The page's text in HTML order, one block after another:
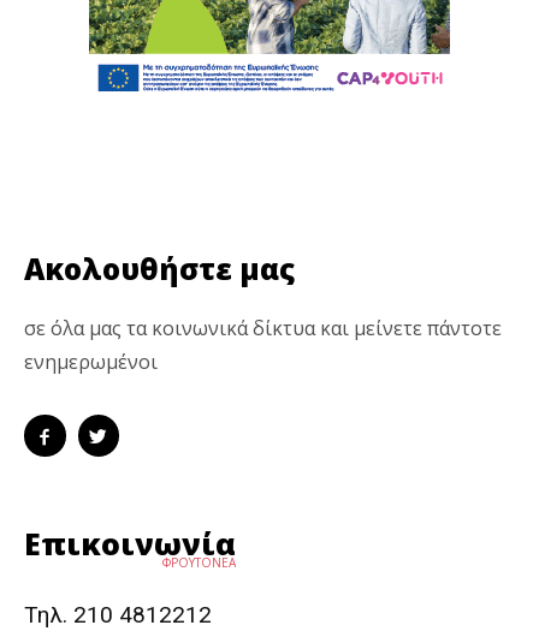
Ακολουθήστε μας
σε όλα μας τα κοινωνικά δίκτυα και μείνετε πάντοτε
ενημερωμένοι
Επικοινωνία
ΦΡΟΥΤΟΝΕΑ
Τηλ. 210 4812212